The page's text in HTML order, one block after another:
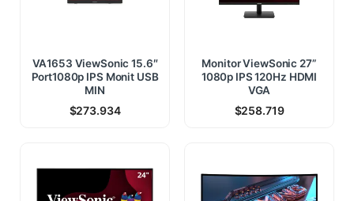
VA1653 ViewSonic 15.6″
Port1080p IPS Monit USB
MIN
$273.934
Monitor ViewSonic 27”
1080p IPS 120Hz HDMI
VGA
$258.719